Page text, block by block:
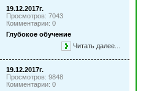
19.12.2017г.
Просмотров: 7043
Комментарии: 0
Глубокое обучение
Читать далее...
19.12.2017г.
Просмотров: 9848
Комментарии: 0